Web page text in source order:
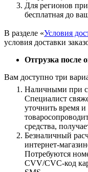
Для регионов при
бесплатная до
В разделе «Условия
условия доставки
Отгрузка после
Вам доступно три
Наличными при
Специалист
уточнить время
средства,
Безналичный
интернет-
Потребуются
CVV/CVC-код